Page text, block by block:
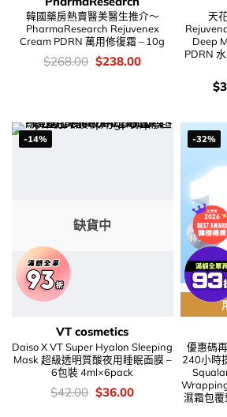
韓國藥房熱賣醫美醫生推介～
PharmaResearch Rejuvenex
Cream PDRN 萬用修復霜 – 10g
價
$268.00 Original
$238.00Current
天
Deep
PDRN
價
$
-14%
缺貨中
VT cosmetics
Daiso X VT Super Hyalon Sleeping
Mask 超級透明質酸夜用睡眠面膜 –
6包裝 4ml×6pack
價
錢：
$42.00 Original
price
$36.00Current
-32%
優惠碼
240小時
濕霜包